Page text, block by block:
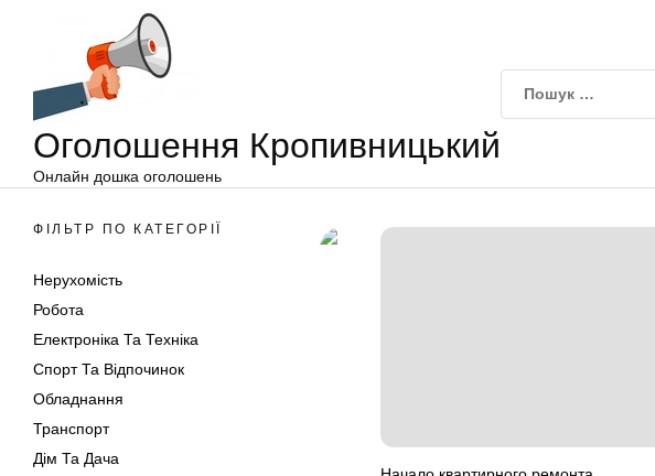
Оголошення Кропивницький
Онлайн дошка оголошень
ФІЛЬТР ПО КАТЕГОРІЇ
Нерухомість
Робота
Електроніка Та Техніка
Спорт Та Відпочинок
Обладнання
Транспорт
Дім Та Дача